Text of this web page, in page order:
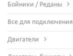
Бойники / Реданы
Все для подключения
Двигатели